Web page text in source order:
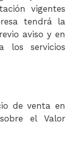
vigentes
tendrá la
aviso y en
los servicios
de venta en
el Valor